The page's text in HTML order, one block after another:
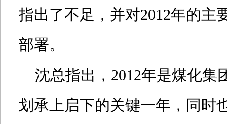
指出了不足，并对2012年的主
部署。
沈总指出，2012年是煤化集
划承上启下的关键一年，同时